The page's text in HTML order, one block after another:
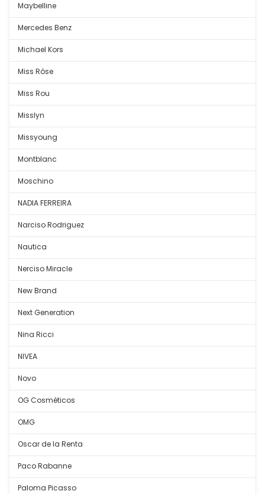
Maybelline
Mercedes Benz
Michael Kors
Miss Rôse
Miss Rou
Misslyn
Missyoung
Montblanc
Moschino
NADIA FERREIRA
Narciso Rodriguez
Nautica
Nerciso Miracle
New Brand
Next Generation
Nina Ricci
NIVEA
Novo
OG Cosméticos
OMG
Oscar de la Renta
Paco Rabanne
Paloma Picasso